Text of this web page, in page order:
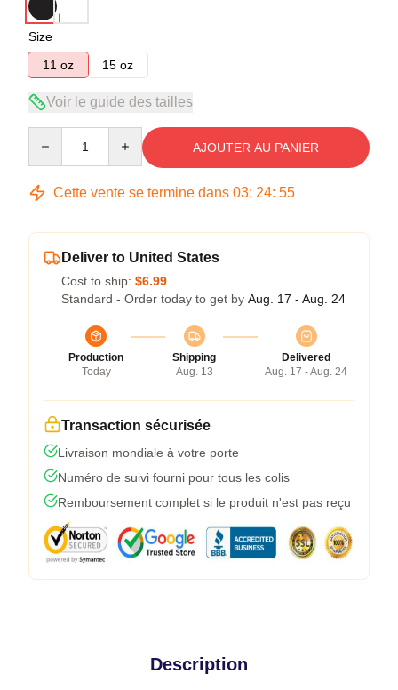
Size
11 oz
15 oz
Voir le guide des tailles
AJOUTER AU PANIER
Cette vente se termine dans 03: 24: 54
Deliver to United States
Cost to ship: $6.99
Standard - Order today to get by Aug. 17 - Aug. 24
Production
Today
Shipping
Aug. 13
Delivered
Aug. 17 - Aug. 24
Transaction sécurisée
Livraison mondiale à votre porte
Numéro de suivi fourni pour tous les colis
Remboursement complet si le produit n'est pas reçu
Description